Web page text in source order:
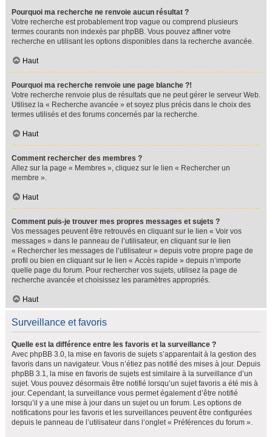
Pourquoi ma recherche ne renvoie aucun résultat ?
Votre recherche est probablement trop vague ou comprend plusieurs
termes courants non indexés par phpBB. Vous pouvez affiner votre
recherche en utilisant les options disponibles dans la recherche avancée.
Haut
Pourquoi ma recherche renvoie une page blanche ?!
Votre recherche renvoie plus de résultats que ne peut gérer le serveur Web.
Utilisez la « Recherche avancée » et soyez plus précis dans le choix des
termes utilisés et des forums concernés par la recherche.
Haut
Comment rechercher des membres ?
Allez sur la page « Membres », cliquez sur le lien « Rechercher un
membre ».
Haut
Comment puis-je trouver mes propres messages et sujets ?
Vos messages peuvent être retrouvés en cliquant sur le lien « Voir vos
messages » dans le panneau de l’utilisateur, en cliquant sur le lien
« Rechercher les messages de l’utilisateur » depuis votre propre page de
profil ou bien en cliquant sur le lien « Accès rapide » depuis n’importe
quelle page du forum. Pour rechercher vos sujets, utilisez la page de
recherche avancée et choisissez les paramètres appropriés.
Haut
Surveillance et favoris
Quelle est la différence entre les favoris et la surveillance ?
Avec phpBB 3.0, la mise en favoris de sujets s’apparentait à la gestion des
favoris dans un navigateur. Vous n’étiez pas notifié des mises à jour. Depuis
phpBB 3.1, la mise en favoris de sujets est similaire à la surveillance d’un
sujet. Vous pouvez désormais être notifié lorsqu’un sujet favoris a été mis à
jour. Cependant, la surveillance vous permet également d’être notifié
lorsqu’il y a une mise à jour dans un sujet ou un forum. Les options de
notifications pour les favoris et les surveillances peuvent être configurées
depuis le panneau de l’utilisateur dans l’onglet « Préférences du forum ».